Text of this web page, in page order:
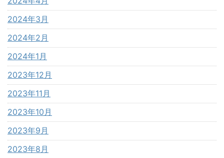
2024年3月
2024年2月
2024年1月
2023年12月
2023年11月
2023年10月
2023年9月
2023年8月